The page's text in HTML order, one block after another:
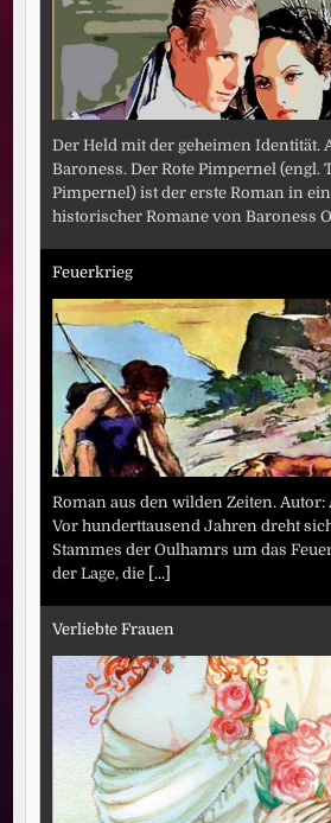
Der Held mit der geheimen Identität.
Baroness. Der Rote Pimpernel (engl.
Pimpernel) ist der erste Roman in
historischer Romane von Baroness
Feuerkrieg
Roman aus den wilden Zeiten. Autor:
Vor hunderttausend Jahren dreht
Stammes der Oulhamrs um das
der Lage, die [...]
Verliebte Frauen